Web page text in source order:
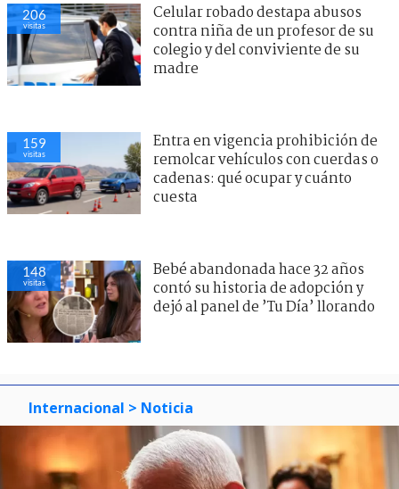
206
visitas
Celular robado destapa abusos
contra niña de un profesor de su
colegio y del conviviente de su
madre
159
visitas
Entra en vigencia prohibición de
remolcar vehículos con cuerdas o
cadenas: qué ocupar y cuánto
cuesta
148
visitas
Bebé abandonada hace 32 años
contó su historia de adopción y
dejó al panel de ’Tu Día’ llorando
Internacional > Noticia